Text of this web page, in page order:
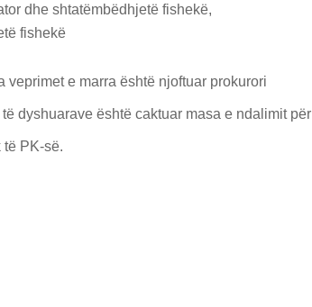
dhe shtatëmbëdhjetë fishekë,
fishekë
veprimet e marra është njoftuar prokurori
dyshuarave është caktuar masa e ndalimit për
të PK-së.